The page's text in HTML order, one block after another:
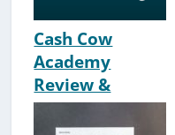
Cash Cow
Academy
Review &
Ervaringen [#1
YOUTUBE-